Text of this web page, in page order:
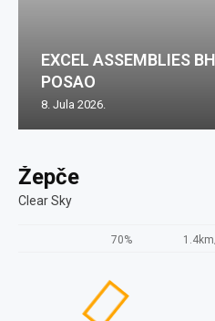
Žepče
Clear Sky
70%
EXCEL ASSEMBLIES
POSAO
8. Jula 2026.